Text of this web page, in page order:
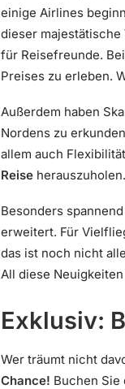
einige Airlines
dieser
für Reisefreunde.
Preises zu erleben.
Außerdem haben
Nordens zu
allem auch
Reise herauszuholen.
Besonders
erweitert. Für
das ist noch nicht
All diese
Exklusiv:
Wer träumt nicht
Chance! Buchen Sie